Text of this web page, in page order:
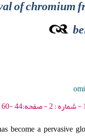
of chromium
become a pervasive